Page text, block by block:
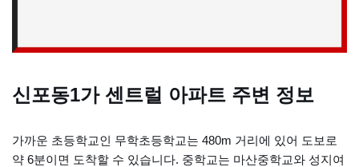
신포동1가 센트럴 아파트 주변 정보
가까운 초등학교인 무학초등학교는 480m 거리에 있어 도보로
약 6분이면 도착할 수 있습니다. 중학교는 마산중학교와 성지여